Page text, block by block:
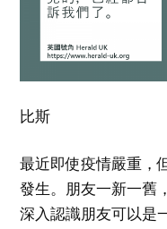
比斯
最近即使疫情嚴重，
發生。朋友一新一舊
深入認識朋友可以是